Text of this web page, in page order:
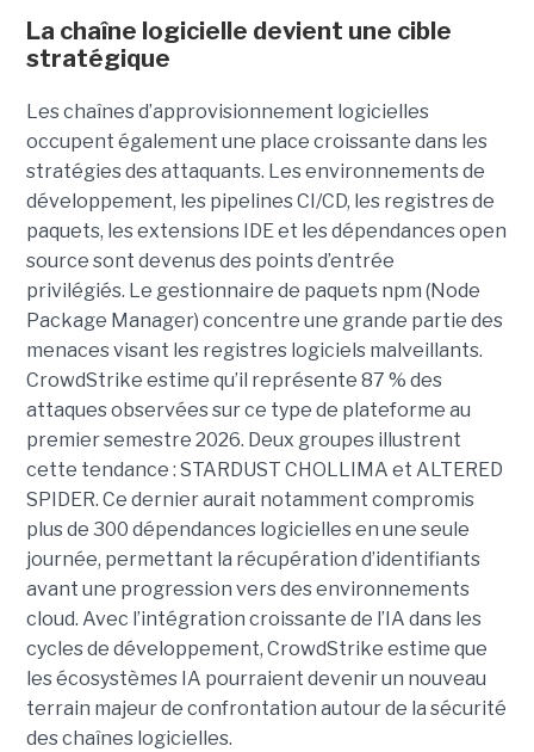
La chaîne logicielle devient une cible
stratégique
Les chaînes d’approvisionnement logicielles
occupent également une place croissante dans les
stratégies des attaquants. Les environnements de
développement, les pipelines CI/CD, les registres de
paquets, les extensions IDE et les dépendances open
source sont devenus des points d’entrée
privilégiés. Le gestionnaire de paquets npm (Node
Package Manager) concentre une grande partie des
menaces visant les registres logiciels malveillants.
CrowdStrike estime qu’il représente 87 % des
attaques observées sur ce type de plateforme au
premier semestre 2026. Deux groupes illustrent
cette tendance : STARDUST CHOLLIMA et ALTERED
SPIDER. Ce dernier aurait notamment compromis
plus de 300 dépendances logicielles en une seule
journée, permettant la récupération d’identifiants
avant une progression vers des environnements
cloud. Avec l’intégration croissante de l’IA dans les
cycles de développement, CrowdStrike estime que
les écosystèmes IA pourraient devenir un nouveau
terrain majeur de confrontation autour de la sécurité
des chaînes logicielles.